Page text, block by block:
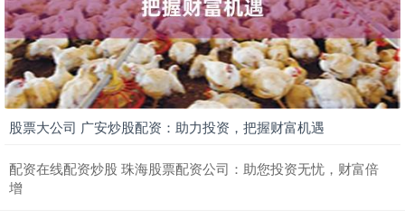
股票大公司 广安炒股配资：助力投资，把握财富机遇
配资在线配资炒股 珠海股票配资公司：助您投资无忧，财富倍
增